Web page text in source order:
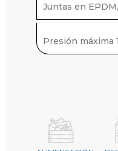
Juntas en
Presión máxima